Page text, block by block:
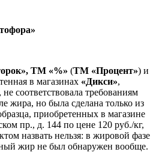
ТМ «%» (ТМ «Процент») и
в магазинах «Дикси»,
, не соответствовала требованиям
жира, но была сделана только из
приобретенных в магазине
пр., д. 144 по цене 120 руб./кг,
назвать нельзя: в жировой фазе
жир не был обнаружен вообще.